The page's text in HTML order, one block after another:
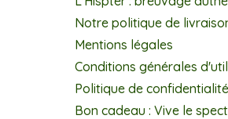
Notre politique de
Mentions légales
Conditions générales
Politique de confidentialité
Bon cadeau : Vive le